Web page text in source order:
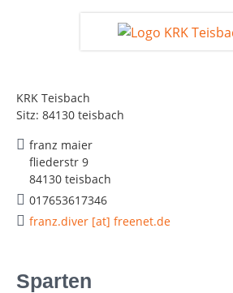
KRK Teisbach
Sitz: 84130 teisbach
franz maier
fliederstr 9
84130 teisbach
017653617346
franz.diver [at] freenet.de
Sparten